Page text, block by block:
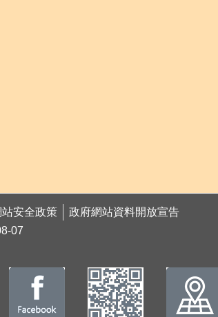
站安全政策
政府網站資料開放宣告
07